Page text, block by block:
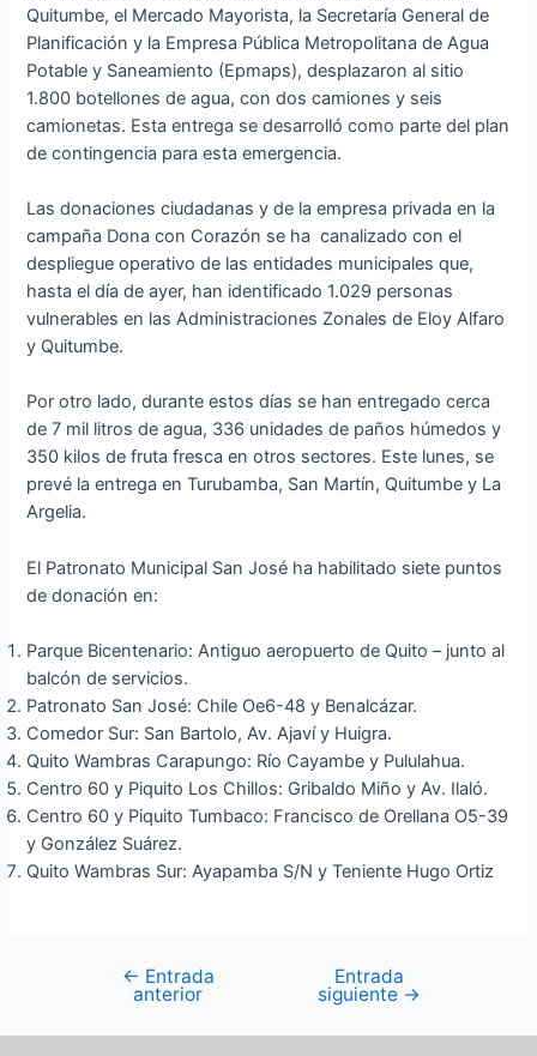
Quitumbe, el Mercado Mayorista, la Secretaría General de
Planificación y la Empresa Pública Metropolitana de Agua
Potable y Saneamiento (Epmaps), desplazaron al sitio
1.800 botellones de agua, con dos camiones y seis
camionetas. Esta entrega se desarrolló como parte del plan
de contingencia para esta emergencia.
Las donaciones ciudadanas y de la empresa privada en la
campaña Dona con Corazón se ha canalizado con el
despliegue operativo de las entidades municipales que,
hasta el día de ayer, han identificado 1.029 personas
vulnerables en las Administraciones Zonales de Eloy Alfaro
y Quitumbe.
Por otro lado, durante estos días se han entregado cerca
de 7 mil litros de agua, 336 unidades de paños húmedos y
350 kilos de fruta fresca en otros sectores. Este lunes, se
prevé la entrega en Turubamba, San Martín, Quitumbe y La
Argelia.
El Patronato Municipal San José ha habilitado siete puntos
de donación en:
Parque Bicentenario: Antiguo aeropuerto de Quito – junto al
balcón de servicios.
Patronato San José: Chile Oe6-48 y Benalcázar.
Comedor Sur: San Bartolo, Av. Ajaví y Huigra.
Quito Wambras Carapungo: Río Cayambe y Pululahua.
Centro 60 y Piquito Los Chillos: Gribaldo Miño y Av. Ilaló.
Centro 60 y Piquito Tumbaco: Francisco de Orellana O5-39
y González Suárez.
Quito Wambras Sur: Ayapamba S/N y Teniente Hugo Ortiz
← Entrada
anterior
Entrada
siguiente →